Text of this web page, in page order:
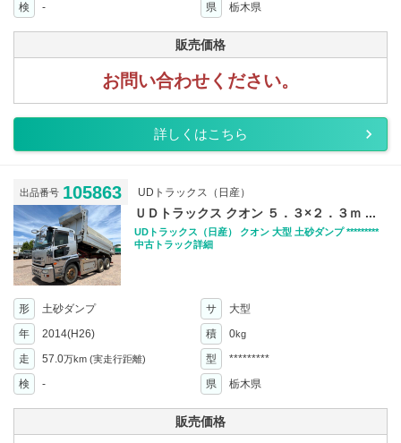
検
- 県 栃木県
販売価格
お問い合わせください。
詳しくはこちら
出品番号 105863 UDトラックス（日産）
ＵＤトラックス クオン ５．３×２．３ｍ ...
UDトラックス（日産） クオン 大型 土砂ダンプ *********
中古トラック詳細
形 土砂ダンプ サ
大型
年
2014(H26) 積 0kg
走 57.0万km (実走行距離) 型
*********
検
- 県 栃木県
販売価格